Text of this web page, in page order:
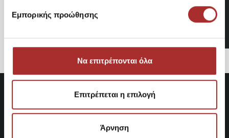
Εμπορικής προώθησης
Να επιτρέπονται όλα
Επιτρέπεται η επιλογή
Άρνηση
17,45€